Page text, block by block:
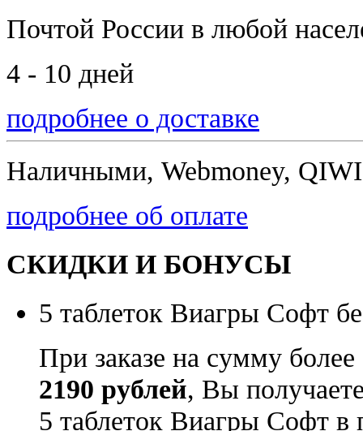
Почтой России в любой
4 - 10 дней
подробнее о доставке
Наличными, Webmoney,
подробнее об оплате
СКИДКИ И БОНУСЫ
5 таблеток Виагры Софт
При заказе на сумму более
2190 рублей, Вы
5 таблеток Виагры Софт в